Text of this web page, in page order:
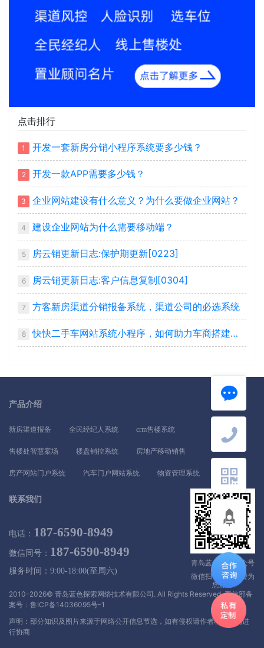
点击排行
1 开发一套新房分销小程序系统要多少钱？
2 开发一款APP需要多少钱？
3 企业网站建设有什么意义？为什么要做企业网站？
4 建设企业网站为什么需要移动端？
5 房云销更新日志:保护期更新[0223]
6 房云销更新日志:客户信息复制[0304]
7 方客新房渠道分销报备系统，渠道公司的必选系统
8 快快二手车网站系统小程序，如何助力车商搭建自己平台
产品介绍
新房渠道报备 全民经纪人系统 crm售楼系统
售楼处智慧案场 楼盘销控系统 房地产移动销售
房产网站门户系统 汽车门户网站系统 物资管理系统
联系我们
电话： 187-6590-8949
微信同号： 187-6590-8949
服务时间：9:00-18:00(至周六)
青岛蓝色探索公众号
微信扫一扫，免费为
您服务
2010-2026© 青岛蓝色探索网络技术有限公司. All Rights Reserved.工信部备
案号：鲁ICP备14036095号-1
声明：部分知识及图片来源于网络公开信息节选，如有侵权请作者联系我们进
行协商